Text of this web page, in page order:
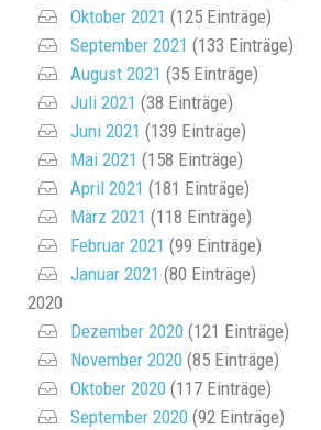
Oktober 2021 (125 Einträge)
September 2021 (133 Einträge)
August 2021 (35 Einträge)
Juli 2021 (38 Einträge)
Juni 2021 (139 Einträge)
Mai 2021 (158 Einträge)
April 2021 (181 Einträge)
März 2021 (118 Einträge)
Februar 2021 (99 Einträge)
Januar 2021 (80 Einträge)
2020
Dezember 2020 (121 Einträge)
November 2020 (85 Einträge)
Oktober 2020 (117 Einträge)
September 2020 (92 Einträge)